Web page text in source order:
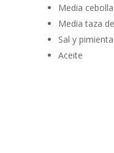
Media
Media taza
Sal y pimienta
Aceite